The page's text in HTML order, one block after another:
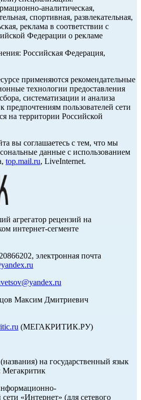
аналитическая,
спортивная, развлекательная,
реклама в соответствии с
Федерации о рекламе
Российская Федерация,
применяются рекомендательные
технологии предоставления
систематизации и анализа
предпочтениям пользователей сети
на территории Российской
вы соглашаетесь с тем, что мы
данные с использованием
top.mail.ru, LiveInternet.
агрегатор рецензий на
интернет-сегменте
электронная почта
Максим Дмитриевич
(МЕГАКРИТИК.РУ)
на государственный язык
Мегакритик
«Интернет» (для сетевого